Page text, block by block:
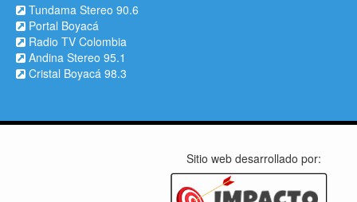
Tundama Stereo 90.6
Portal Boyacá
Radio TV Colombia
Andina Stereo 95.1
Cristal Boyacá 98.3
Sitio web desarrollado por: